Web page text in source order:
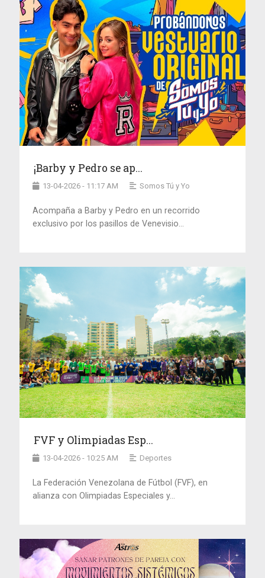
¡Barby y Pedro se ap...
13-04-2026 - 11:17 AM Somos Tú y Yo
Acompaña a Barby y Pedro en un recorrido
exclusivo por los pasillos de Venevisio...
FVF y Olimpiadas Esp...
13-04-2026 - 10:25 AM Deportes
La Federación Venezolana de Fútbol (FVF), en
alianza con Olimpiadas Especiales y...